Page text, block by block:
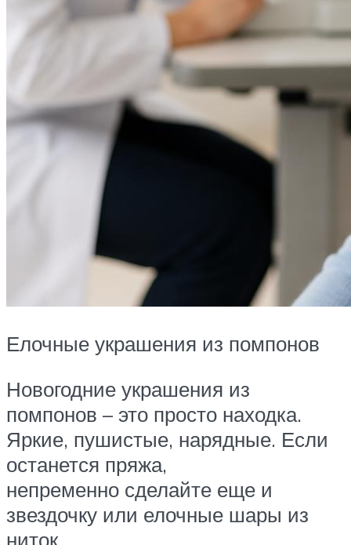
Елочные украшения из помпонов
Новогодние украшения из
помпонов – это просто находка.
Яркие, пушистые, нарядные. Если
останется пряжа,
непременно сделайте еще и
звездочку или елочные шары из
ниток.